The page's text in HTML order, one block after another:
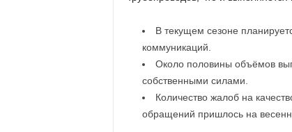
В текущем сезоне
коммуникаций.
Около половины объёмов
собственными силами.
Количество жалоб на
обращений пришлось на